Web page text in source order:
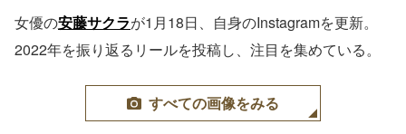
女優の安藤サクラが1月18日、自身のInstagramを更新。
2022年を振り返るリールを投稿し、注目を集めている。
すべての画像をみる